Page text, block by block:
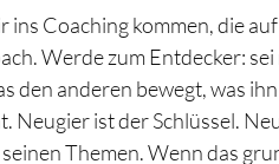
Coaching kommen, die
Werde zum Entdecker:
den anderen bewegt, was
Neugier ist der Schlüssel.
Themen. Wenn das